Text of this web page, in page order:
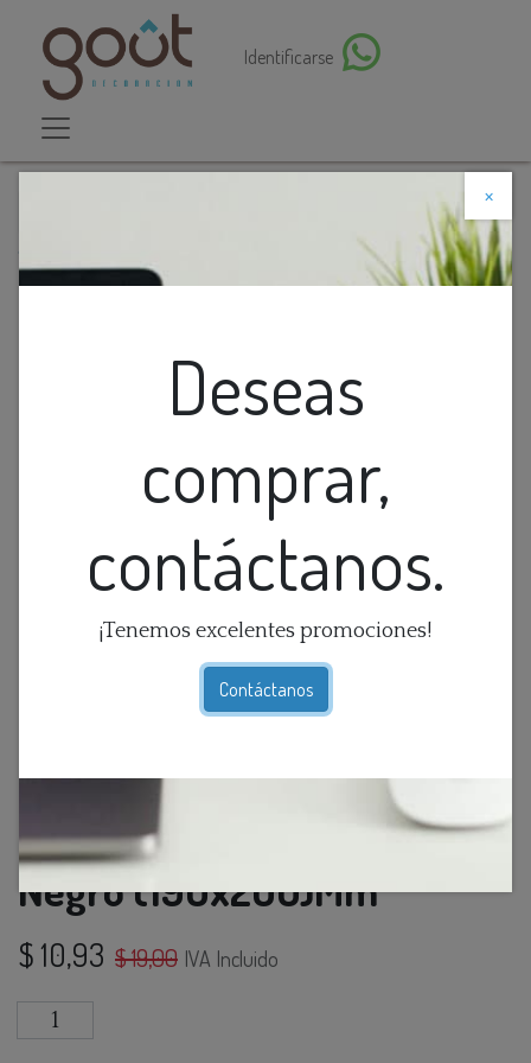
Identificarse
×
Deseas
comprar,
contáctanos.
¡Tenemos excelentes promociones!
Contáctanos
Descuento web
Farol Pared 1L E27 Hex. Negro (190x200)Mm
Farol Pared 1L E27 Hex.
Negro (190x200)Mm
$ 10,93 $19,00 IVA Incluido